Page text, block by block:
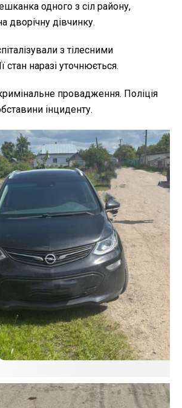
одного з сіл району,
дворічну дівчинку.
з тілесними
наразі уточнюється.
провадження. Поліція
інциденту.